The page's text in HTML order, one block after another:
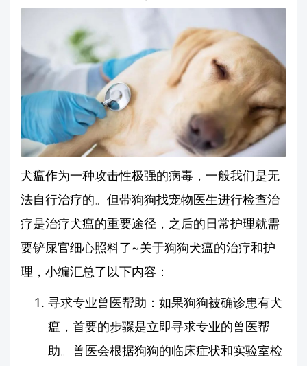
犬瘟作为一种攻击性极强的病毒，一般我们是无
法自行治疗的。但带狗狗找宠物医生进行检查治
疗是治疗犬瘟的重要途径，之后的日常护理就需
要铲屎官细心照料了~关于狗狗犬瘟的治疗和护
理，小编汇总了以下内容：
寻求专业兽医帮助：如果狗狗被确诊患有犬
瘟，首要的步骤是立即寻求专业的兽医帮
助。兽医会根据狗狗的临床症状和实验室检